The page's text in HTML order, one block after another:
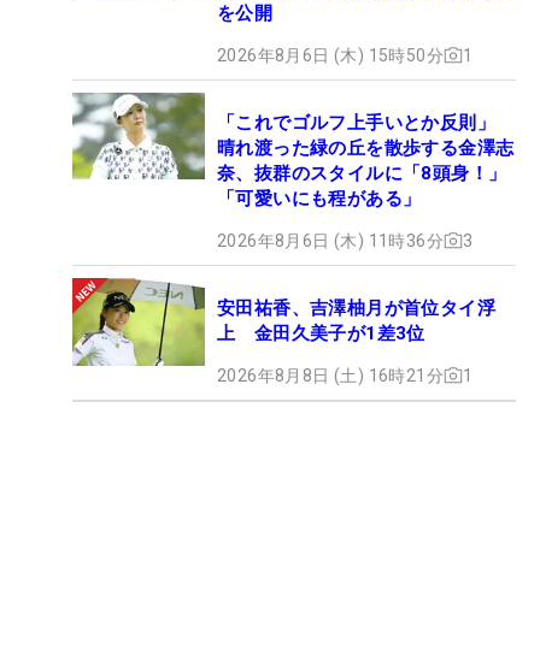
を公開
2026年8月6日 (木) 15時50分 1
「これでゴルフ上手いとか反則」
晴れ渡った緑の丘を散歩する金澤志
奈、抜群のスタイルに「8頭身！」
「可愛いにも程がある」
2026年8月6日 (木) 11時36分 3
安田祐香、吉澤柚月が首位タイ浮
上 金田久美子が1差3位
2026年8月8日 (土) 16時21分 1